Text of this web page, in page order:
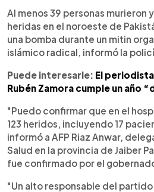
Escuchar artículo
Al menos 39 personas murieron
heridas en el noroeste de
una bomba durante un mitin
islámico radical, informó la
Puede interesarle: El
Rubén Zamora cumple un año
"Puedo confirmar que en el
123 heridos, incluyendo 17
informó a AFP Riaz Anwar,
Salud en la provincia de Jaiber
fue confirmado por el
"Un alto responsable del